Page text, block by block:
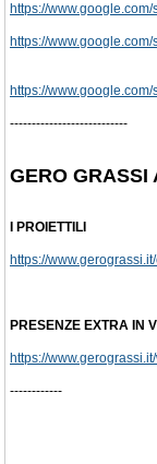
https://
https://
https://
---------------------------
GERO GRASSI
I PROIETTILI
https://
PRESENZE EXTRA IN
https://
------------